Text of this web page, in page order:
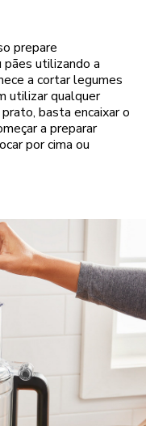
prepare
pães utilizando a
a cortar legumes
utilizar qualquer
basta encaixar o
a preparar
por cima ou